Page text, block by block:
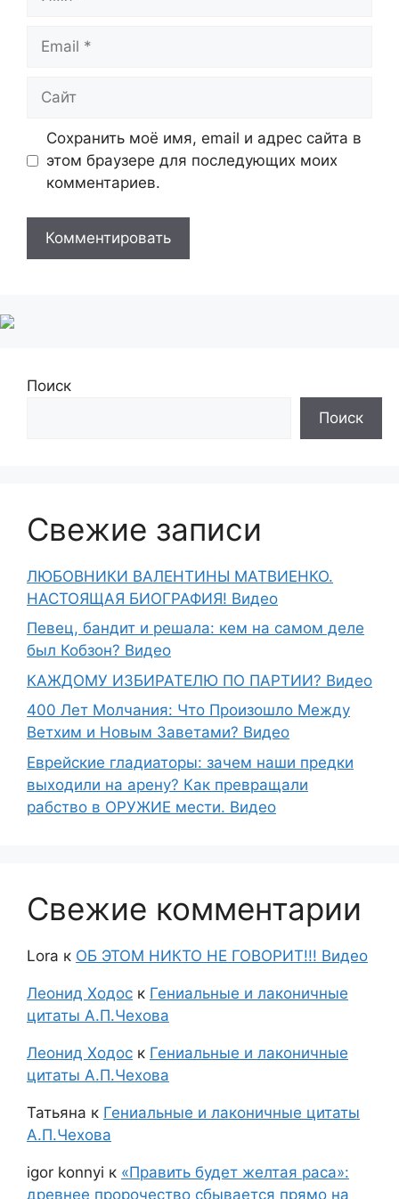
Email
Сайт
Сохранить моё имя, email и адрес сайта в
этом браузере для последующих моих
комментариев.
Поиск
Поиск
Свежие записи
ЛЮБОВНИКИ ВАЛЕНТИНЫ МАТВИЕНКО.
НАСТОЯЩАЯ БИОГРАФИЯ! Видео
Певец, бандит и решала: кем на самом деле
был Кобзон? Видео
КАЖДОМУ ИЗБИРАТЕЛЮ ПО ПАРТИИ? Видео
400 Лет Молчания: Что Произошло Между
Ветхим и Новым Заветами? Видео
Еврейские гладиаторы: зачем наши предки
выходили на арену? Как превращали
рабство в ОРУЖИЕ мести. Видео
Свежие комментарии
Lora к ОБ ЭТОМ НИКТО НЕ ГОВОРИТ!!! Видео
Леонид Ходос к Гениальные и лаконичные
цитаты А.П.Чехова
Леонид Ходос к Гениальные и лаконичные
цитаты А.П.Чехова
Татьяна к Гениальные и лаконичные цитаты
А.П.Чехова
igor konnyi к «Править будет желтая раса»:
древнее пророчество сбывается прямо на